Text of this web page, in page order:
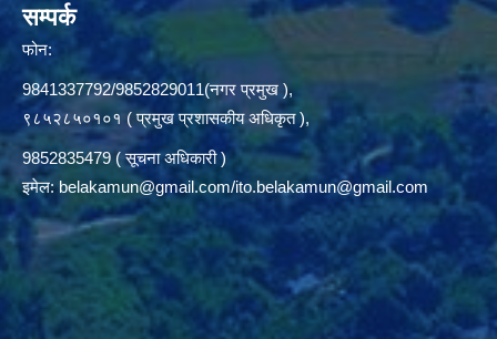
सम्पर्क
फोन:
9841337792/9852829011(नगर प्रमुख ),
९८५२८५०१०१ ( प्रमुख प्रशासकीय अधिकृत ),
9852835479 ( सूचना अधिकारी )
इमेल:belakamun@gmail.com/ito.belakamun@gmail.com